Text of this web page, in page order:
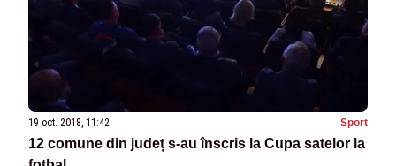
19 oct. 2018, 11:42 Sport
12 comune din județ s-au înscris la Cupa satelor la